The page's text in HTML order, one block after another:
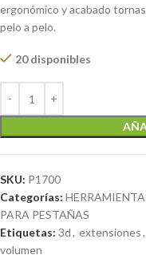
ergonómico y acabado
pelo a pelo.
20 disponibles
SKU: P1700
Categorías:
PARA PESTAÑAS
Etiquetas: 3d, extensiones,
volumen